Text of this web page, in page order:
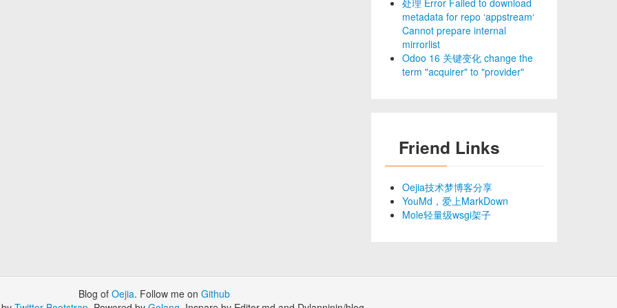
处理 Error Failed to download
metadata for repo ‘appstream‘
Cannot prepare internal
mirrorlist
Odoo 16 关键变化 change the
term "acquirer" to "provider"
Friend Links
Oejia技术梦博客分享
YouMd，爱上MarkDown
Mole轻量级wsgi架子
Blog of Oejia. Follow me on Github